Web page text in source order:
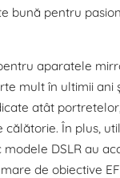
bună pentru
aparatele
mult în ultimii ani
atât
În plus,
DSLR au
de obiective